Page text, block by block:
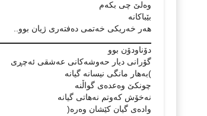
وەلێ چی بكەم
بێباكانە
هەر خەریكی خەتمی دەفتەری ژیان بوو..
دۆناودۆن بوو
گۆرانی دیار حەوشەكانی عەشقی ئەچڕی
)بەهار مانگی نیسانە گیانە
چونكێ وەعدەی گواڵنە
نەخۆش كەوتم نەهاتی گیانە
وادەی گیان كێشان وەرە(